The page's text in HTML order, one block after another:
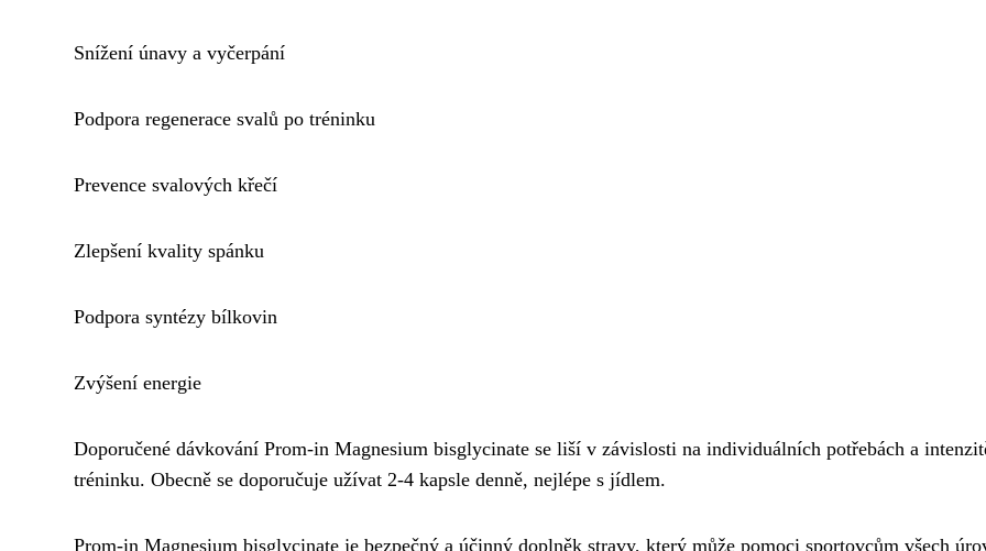
Snížení únavy a vyčerpání
Podpora regenerace svalů po tréninku
Prevence svalových křečí
Zlepšení kvality spánku
Podpora syntézy bílkovin
Zvýšení energie
Doporučené dávkování Prom-in Magnesium bisglycinate se liší v závislosti na individuálních potřebách a
tréninku. Obecně se doporučuje užívat 2-4 kapsle denně, nejlépe s jídlem.
Prom-in Magnesium bisglycinate je bezpečný a účinný doplněk stravy, který může pomoci sportovcům všech